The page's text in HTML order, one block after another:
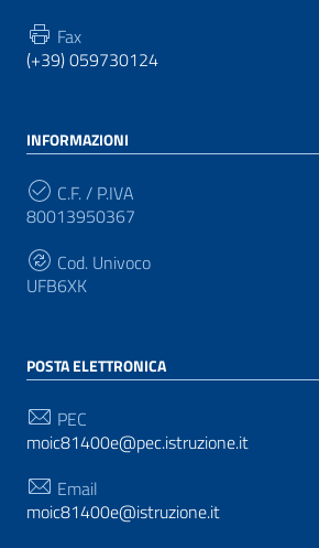
Fax
(+39) 059730124
INFORMAZIONI
C.F. / P.IVA
80013950367
Cod. Univoco
UFB6XK
POSTA ELETTRONICA
PEC
moic81400e@pec.istruzione.it
Email
moic81400e@istruzione.it